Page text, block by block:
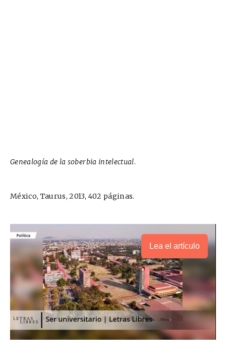
Genealogía de la soberbia intelectual.
México, Taurus, 2013, 402 páginas.
Lea el artículo